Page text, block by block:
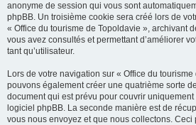
anonyme de session qui vous sont
phpBB. Un troisième cookie sera créé lors de
« Office du tourisme de Topoldavie », archivant
vous avez consultés et permettant d’améliorer
tant qu’utilisateur.
Lors de votre navigation sur « Office du
pouvons également créer une quatrième sorte
document qui est prévu pour couvrir
logiciel phpBB. La seconde manière est de
vous nous envoyez et que nous collectons.